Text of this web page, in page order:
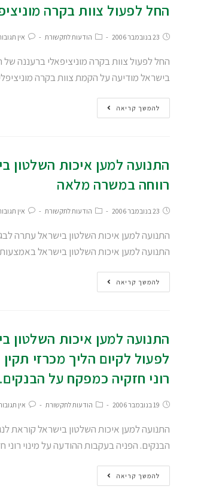
החל לפעול צוות בקרה
23 בנובמבר 2006 הודעות לתקשורת אין
החל לפעול צוות בקרה מוניציפאלי ברעננה
בישראל מודיעה על הקמת צוות בקרה
להמשך קריאה
התנועה למען איכות
רווחה במשרה מלאה
23 בנובמבר 2006 הודעות לתקשורת אין
התנועה למען איכות השלטון בישראל עתרה
התנועה למען איכות השלטון בישראל
להמשך קריאה
התנועה למען איכות השלטון
לפעול לקיום הליך מכרזי
רוני חזקיה כמפקח על הבנקים.
19 בנובמבר 2006 הודעות לתקשורת אין
התנועה למען איכות השלטון בישראל קוראת
הבנקים. הפניה בעקבות ההודעה על מינוי
להמשך קריאה